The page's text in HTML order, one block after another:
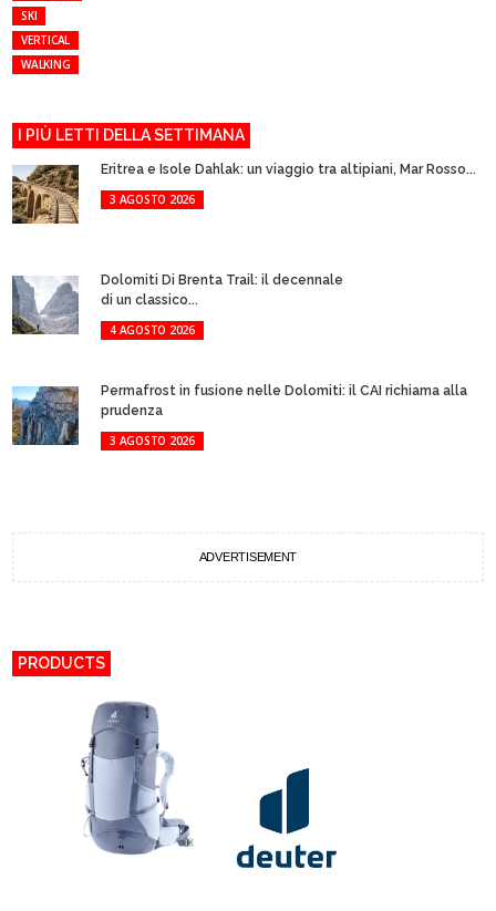
SKI
VERTICAL
WALKING
I PIÙ LETTI DELLA SETTIMANA
Eritrea e Isole Dahlak: un viaggio tra altipiani, Mar Rosso...
3 AGOSTO 2026
Dolomiti Di Brenta Trail: il decennale
di un classico...
4 AGOSTO 2026
Permafrost in fusione nelle Dolomiti: il CAI richiama alla
prudenza
3 AGOSTO 2026
ADVERTISEMENT
PRODUCTS